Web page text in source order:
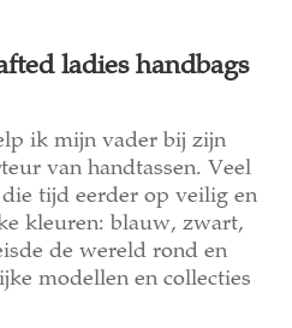
ladies handbags
ik mijn vader bij zijn
van handtassen. Veel
tijd eerder op veilig en
kleuren: blauw, zwart,
de wereld rond en
modellen en collecties